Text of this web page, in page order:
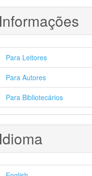
Para Leitores
Para Autores
Para Bibliotecários